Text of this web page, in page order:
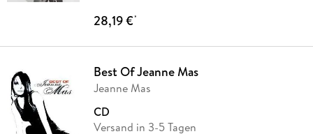
28,19 €*
Best Of Jeanne Mas
Jeanne Mas
CD
Versand in 3-5 Tagen